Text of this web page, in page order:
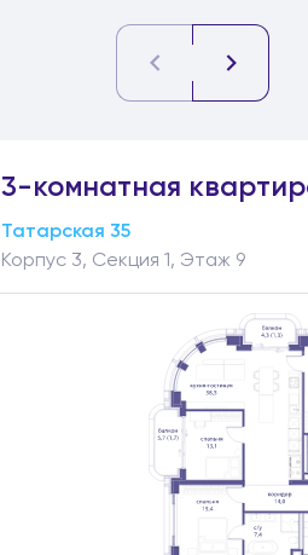
3-комнатная
Татарская 35
Корпус 3, Секция 1, Этаж 9